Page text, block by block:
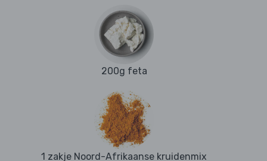
200g feta
1 zakje Noord-Afrikaanse kruidenmix